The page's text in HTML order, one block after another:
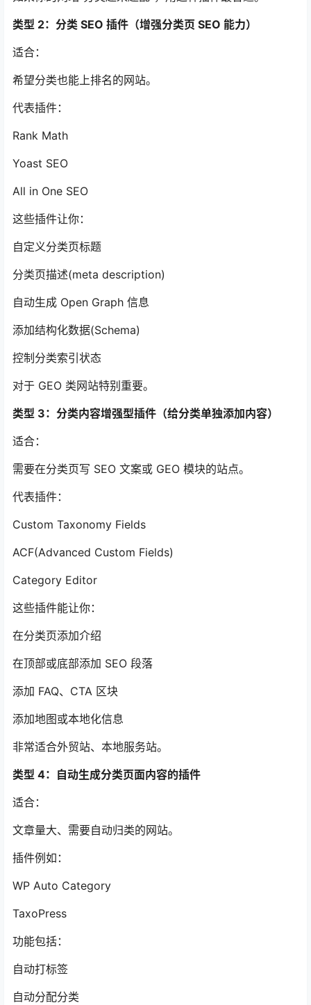
类型 2：分类 SEO 插件（增强分类页 SEO 能力）
适合：
希望分类也能上排名的网站。
代表插件：
Rank Math
Yoast SEO
All in One SEO
这些插件让你：
自定义分类页标题
分类页描述(meta description)
自动生成 Open Graph 信息
添加结构化数据(Schema)
控制分类索引状态
对于 GEO 类网站特别重要。
类型 3：分类内容增强型插件（给分类单独添加内容）
适合：
需要在分类页写 SEO 文案或 GEO 模块的站点。
代表插件：
Custom Taxonomy Fields
ACF(Advanced Custom Fields)
Category Editor
这些插件能让你：
在分类页添加介绍
在顶部或底部添加 SEO 段落
添加 FAQ、CTA 区块
添加地图或本地化信息
非常适合外贸站、本地服务站。
类型 4：自动生成分类页面内容的插件
适合：
文章量大、需要自动归类的网站。
插件例如：
WP Auto Category
TaxoPress
功能包括：
自动打标签
自动分配分类